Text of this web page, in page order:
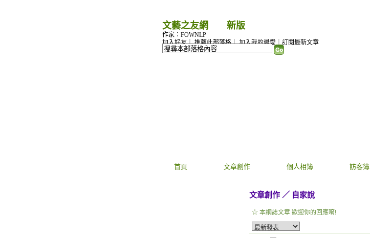
文藝之友網 新版
首頁 文章創作 個人相簿 訪客簿
加入好友｜推薦此部落格｜加入我的最愛 訂閱最新文章
作家：FOWNLP
文章創作 ／ 自家說
☆ 本網誌文章 歡迎你的回應唷!